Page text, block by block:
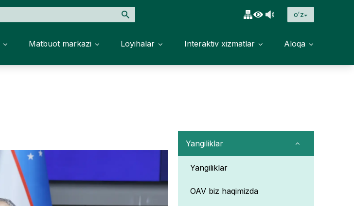
oʻz
Matbuot markazi Loyihalar Interaktiv xizmatlar Aloqa
Yangiliklar
Yangiliklar
OAV biz haqimizda